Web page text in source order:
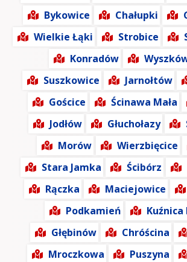
Bykowice
Chałupki
Wielkie Łąki
Strobice
Konradów
Suszkowice
Jarnołtów
Gościce
Ścinawa Mała
Jodłów
Głuchołazy
Morów
Wierzbięcice
Stara Jamka
Ścibórz
Rączka
Maciejowice
Podkamień
Głębinów
Chróścina
Mroczkowa
Puszyna